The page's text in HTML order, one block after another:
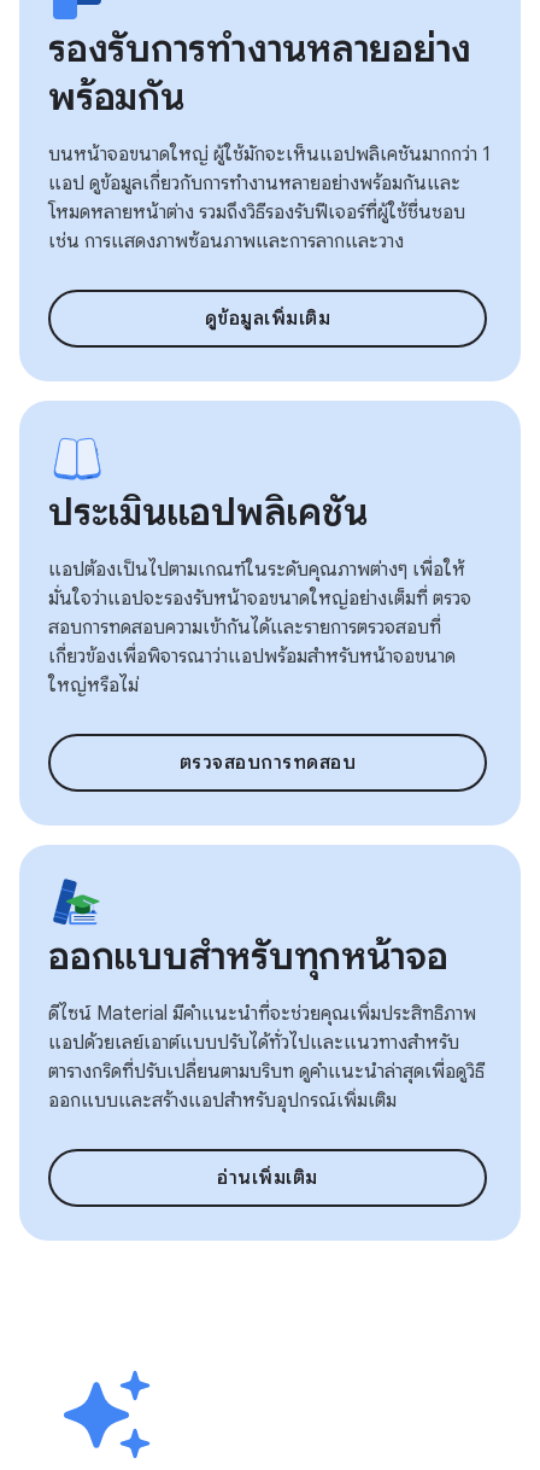
รองรับการทำงานหลายอย่าง
พร้อมกัน
บนหน้าจอขนาดใหญ่ ผู้ใช้มักจะเห็นแอปพลิเคชันมากกว่า 1
แอป ดูข้อมูลเกี่ยวกับการทำงานหลายอย่างพร้อมกันและ
โหมดหลายหน้าต่าง รวมถึงวิธีรองรับฟีเจอร์ที่ผู้ใช้ชื่นชอบ
เช่น การแสดงภาพซ้อนภาพและการลากและวาง
ดูข้อมูลเพิ่มเติม
ประเมินแอปพลิเคชัน
แอปต้องเป็นไปตามเกณฑ์ในระดับคุณภาพต่างๆ เพื่อให้
มั่นใจว่าแอปจะรองรับหน้าจอขนาดใหญ่อย่างเต็มที่ ตรวจ
สอบการทดสอบความเข้ากันได้และรายการตรวจสอบที่
เกี่ยวข้องเพื่อพิจารณาว่าแอปพร้อมสำหรับหน้าจอขนาด
ใหญ่หรือไม่
ตรวจสอบการทดสอบ
ออกแบบสำหรับทุกหน้าจอ
ดีไซน์ Material มีคำแนะนำที่จะช่วยคุณเพิ่มประสิทธิภาพ
แอปด้วยเลย์เอาต์แบบปรับได้ทั่วไปและแนวทางสำหรับ
ตารางกริดที่ปรับเปลี่ยนตามบริบท ดูคำแนะนำล่าสุดเพื่อดูวิธี
ออกแบบและสร้างแอปสำหรับอุปกรณ์เพิ่มเติม
อ่านเพิ่มเติม